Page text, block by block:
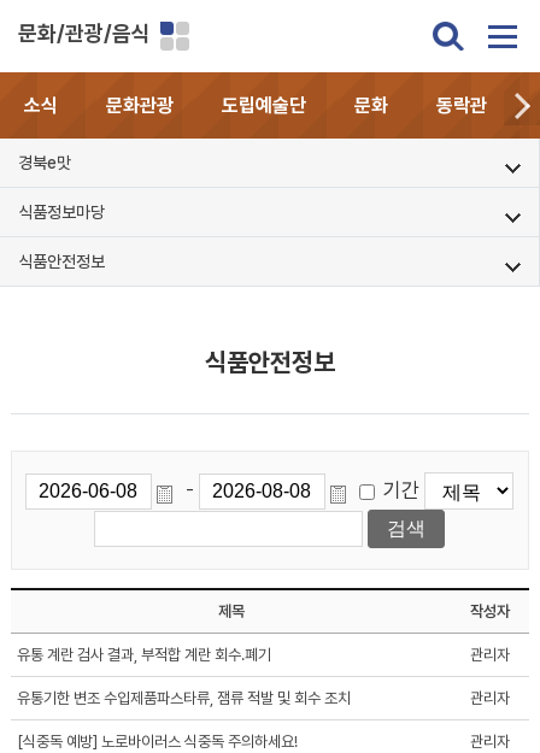
문화/관광/음식
소식 문화관광 도립예술단 문화 동락관
경북e맛
식품정보마당
식품안전정보
식품안전정보
- 기간
제목 작성자
유통 계란 검사 결과, 부적합 계란 회수.폐기 관리자
유통기한 변조 수입제품파스타류, 잼류 적발 및 회수 조치 관리자
[식중독 예방] 노로바이러스 식중독 주의하세요! 관리자